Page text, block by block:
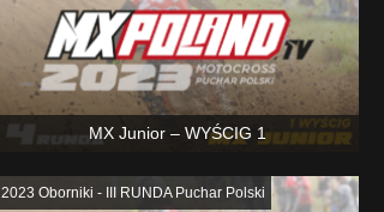
MX Junior – WYŚCIG 1
2023 Oborniki - III RUNDA Puchar Polski